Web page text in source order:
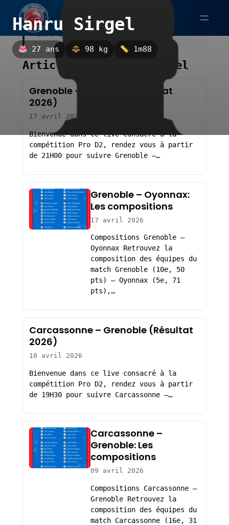
Aller
contenu
Hanru Sirgel
27 ans 98 kg 1m88
Hanru Sirgel.
Articles sur Hanru Sirgel
Grenoble – Oyonnax (Résultat
2026)
17 avril 2026
Bienvenue dans ce live consacré à la
compétition Pro D2, rendez vous à partir
de 21H00 pour suivre Grenoble –…
Grenoble – Oyonnax:
Les compositions
17 avril 2026
Compositions Grenoble –
Oyonnax Retrouvez la
composition des équipes du
match Grenoble (10e, 50
pts) – Oyonnax (5e, 71
pts),…
Carcassonne – Grenoble (Résultat
2026)
10 avril 2026
Bienvenue dans ce live consacré à la
compétition Pro D2, rendez vous à partir
de 19H30 pour suivre Carcassonne –…
Carcassonne –
Grenoble: Les
compositions
09 avril 2026
Compositions Carcassonne –
Grenoble Retrouvez la
composition des équipes du
match Carcassonne (16e, 31